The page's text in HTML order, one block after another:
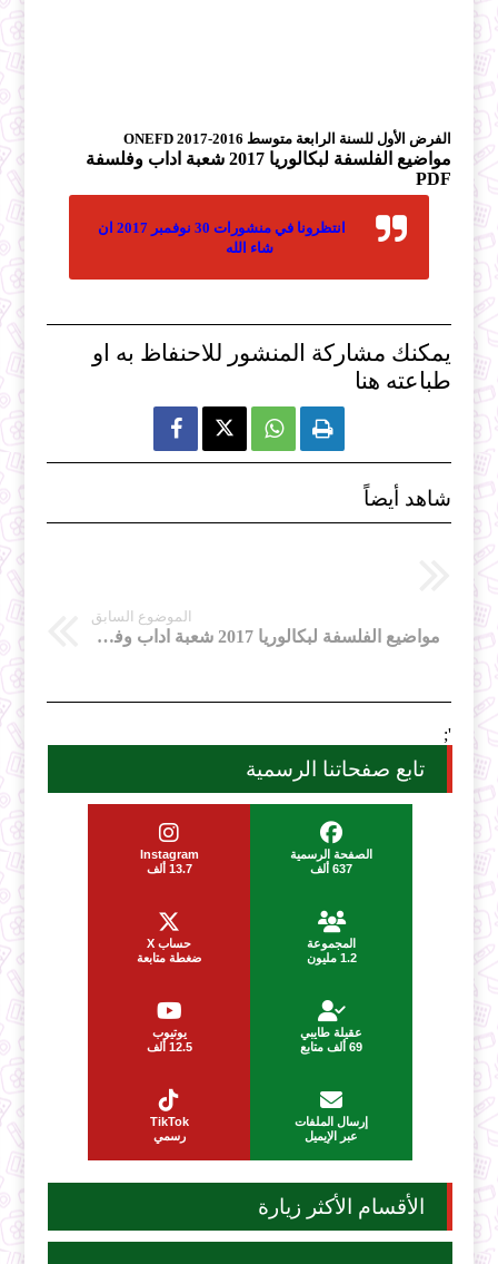
الفرض الأول للسنة الرابعة متوسط 2016-2017 ONEFD
مواضيع الفلسفة لبكالوريا 2017 شعبة اداب وفلسفة
PDF
انتظرونا في منشورات 30 نوفمبر 2017 ان
شاء الله
يمكنك مشاركة المنشور للاحنفاظ به او
طباعته هنا
  
شاهد أيضاً
الموضوع السابق
مواضيع الفلسفة لبكالوريا 2017 شعبة اداب وفلسفة PDF
';
تابع صفحاتنا الرسمية
الصفحة الرسمية
637 ألف
Instagram
13.7 ألف
المجموعة
1.2 مليون
حساب X
ضغطة متابعة
عقيلة طايبي
69 ألف متابع
يوتيوب
12.5 ألف
إرسال الملفات
عبر الإيميل
TikTok
رسمي
الأقسام الأكثر زيارة